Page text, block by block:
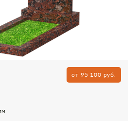
от 95 100 руб.